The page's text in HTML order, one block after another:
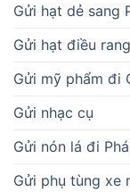
Gửi hạt dẻ sang
Gửi hạt điều
Gửi mỹ phẩm đi
Gửi nhạc cụ
Gửi nón lá đi
Gửi phụ tùng xe